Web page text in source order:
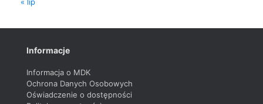
Informacje
Informacja o MDK
Ochrona Danych Osobowych
Oświadczenie o dostępności